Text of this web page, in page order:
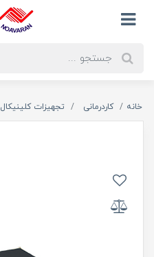
خانه کاردرمانی تجهیزات کلینیکال